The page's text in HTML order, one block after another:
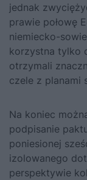
jednak
prawie połowę
niemiecko-
korzystna tylko
otrzymali
czele z planami
Na koniec
podpisanie
poniesionej
izolowanego
perspektywie